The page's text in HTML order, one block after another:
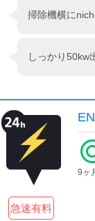
掃除機横に
しっかり50kw
急速有料
9ヶ